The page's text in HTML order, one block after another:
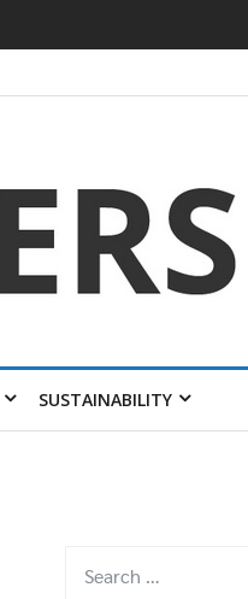
SUSTAINABILITY